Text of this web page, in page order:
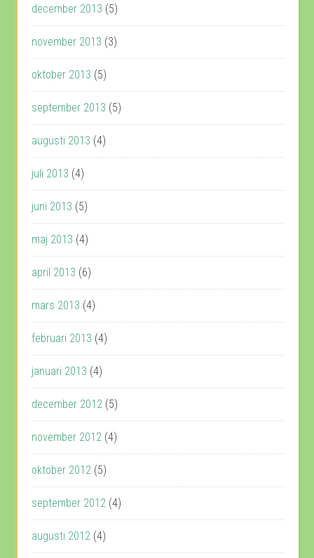
december 2013 (5)
november 2013 (3)
oktober 2013 (5)
september 2013 (5)
augusti 2013 (4)
juli 2013 (4)
juni 2013 (5)
maj 2013 (4)
april 2013 (6)
mars 2013 (4)
februari 2013 (4)
januari 2013 (4)
december 2012 (5)
november 2012 (4)
oktober 2012 (5)
september 2012 (4)
augusti 2012 (4)